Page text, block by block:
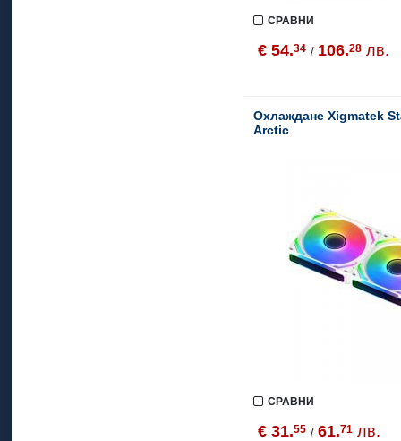
СРАВНИ
€ 54.34 / 106.28 лв.
Охлаждане Xigmatek
Arctic
СРАВНИ
€ 31.55 /61.71 лв.